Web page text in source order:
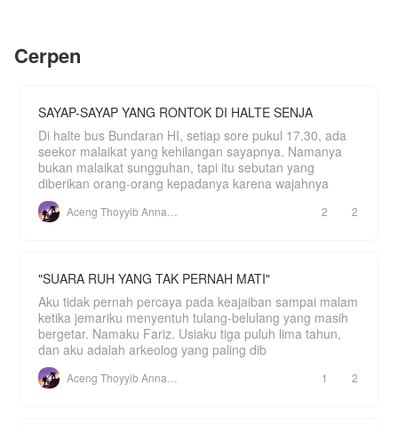
tahun lamanya? Apakah usaha Revin untuk
dan harus hidup pada salah satunya?
Yang kepo langsung cusss baca aja, di jamin
kucu, baper, sedih, campur aduk deh.
KARANGAN DARI AUTHOR. BUKAN K
Cerpen
SAYAP-SAYAP YANG RONTOK DI HALTE SENJA
Di halte bus Bundaran HI, setiap sore pukul 17.30, ada
seekor malaikat yang kehilangan sayapnya. Namanya
bukan malaikat sungguhan, tapi itu sebutan yang
diberikan orang-orang kepadanya karena wajahnya
2 2
"SUARA RUH YANG TAK PERNAH MATI"
Aku tidak pernah percaya pada keajaiban sampai malam
ketika jemariku menyentuh tulang-belulang yang masih
bergetar. Namaku Fariz. Usiaku tiga puluh lima tahun,
dan aku adalah arkeolog yang paling dib
1 2